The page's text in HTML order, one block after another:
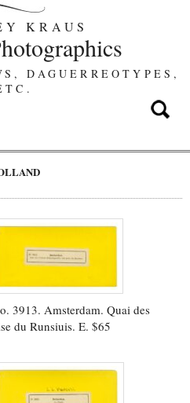
KRAUS
DAGUERREOTYPES,
3913. Amsterdam. Quai des
du Runsiuis. E. $65